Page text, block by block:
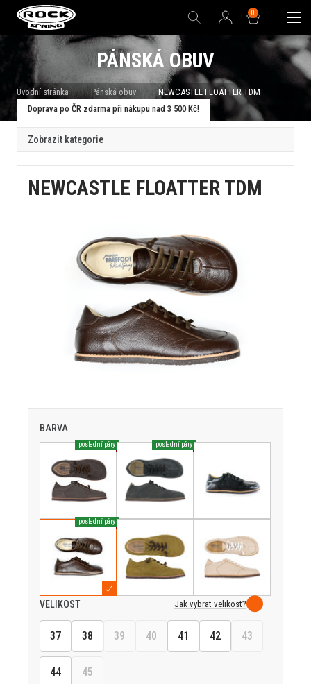
0
PÁNSKÁ OBUV
Úvodní stránka Pánská obuv
NEWCASTLE FLOATTER TDM
Doprava po ČR zdarma při nákupu nad 3 500 Kč!
NEWCASTLE FLOATTER TDM
BARVA
poslední páry poslední páry
poslední páry
VELIKOST Jak vybrat velikost?
37 38 39 40 41 42 43
44
45
Zobrazit kategorie